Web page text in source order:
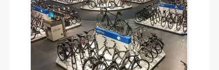
Farbe
Black Matt (Grey+Green)
Motor